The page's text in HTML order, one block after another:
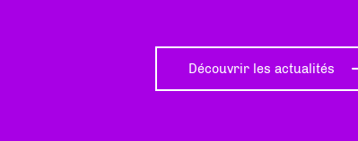
Découvrir les actualités